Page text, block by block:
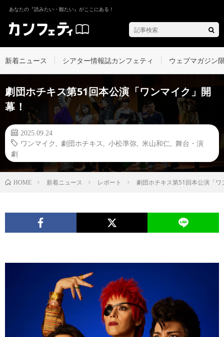
あなたの『読みたい・観たい』がここにある！
新着ニュース シアター情報誌カンフェティ ウェブマガジン
劇団ホチキス第51回本公演「ワンマイク」開
幕！
2025.09.24
ワンマイク
劇団ホチキス 小松準弥 米山和仁
舞台・演
劇
HOME 新着ニュース レポート 劇団ホチキス第51回本公演「ワ